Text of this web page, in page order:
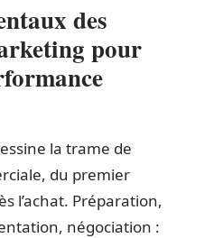
des
pour
la trame de
du premier
l’achat. Préparation,
négociation :